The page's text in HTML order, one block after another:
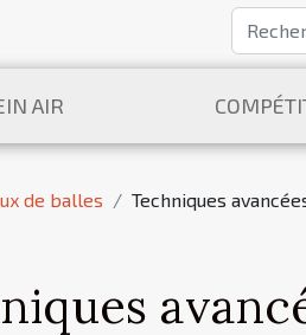
AIR
de balles Techniques